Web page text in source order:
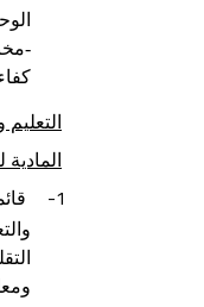
-
المادية
1-